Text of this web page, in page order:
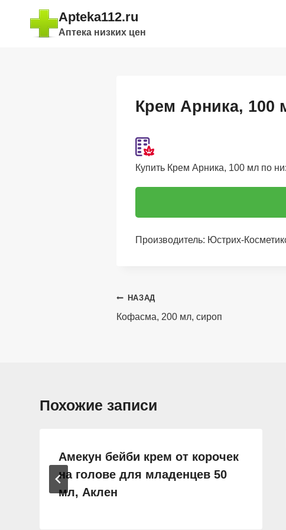
содержимому
Apteka112.ru
Аптека низких цен
Крем Арника, 100
Купить Крем Арника, 100 мл по
Производитель: Юстрих-
Навигация
по
НАЗАД
Кофасма, 200 мл, сироп
Похожие записи
Амекун бейби крем от корочек
на голове для младенцев 50
мл, Аклен